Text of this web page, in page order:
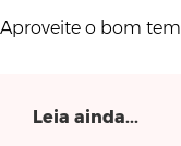
Aproveite o bom
Leia ainda...